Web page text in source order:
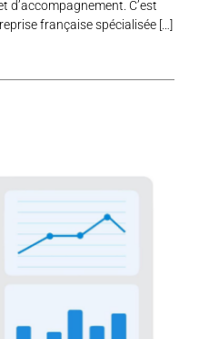
d’accompagnement. C’est
française spécialisée […]